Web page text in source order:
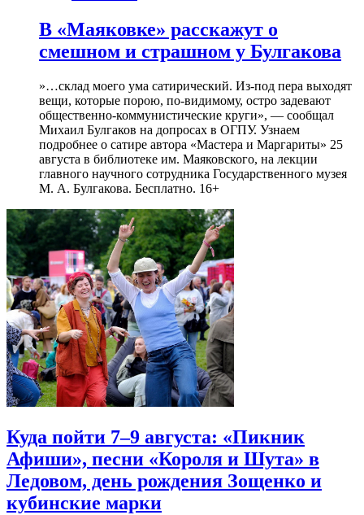
В «Маяковке» расскажут о
смешном и страшном у Булгакова
»…склад моего ума сатирический. Из-под пера выходят
вещи, которые порою, по-видимому, остро задевают
общественно-коммунистические круги», — сообщал
Михаил Булгаков на допросах в ОГПУ. Узнаем
подробнее о сатире автора «Мастера и Маргариты» 25
августа в библиотеке им. Маяковского, на лекции
главного научного сотрудника Государственного музея
М. А. Булгакова. Бесплатно. 16+
Куда пойти 7–9 августа: «Пикник
Афиши», песни «Короля и Шута» в
Ледовом, день рождения Зощенко и
кубинские марки